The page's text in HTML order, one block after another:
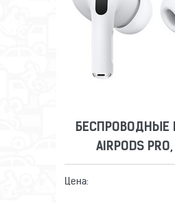
БЕСПРОВОДНЫЕ
AIRPODS
Цена: